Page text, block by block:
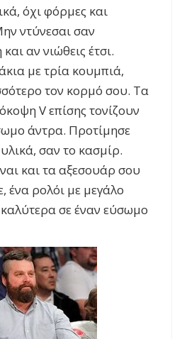
όχι φόρμες και
ντύνεσαι σαν
αν νιώθεις έτσι.
με τρία κουμπιά,
τον κορμό σου. Τα
Vεπίσης τονίζουν
άντρα. Προτίμησε
σαν το κασμίρ.
και τα αξεσουάρ σου
ένα ρολόι με μεγάλο
καλύτερα σε έναν εύσωμο